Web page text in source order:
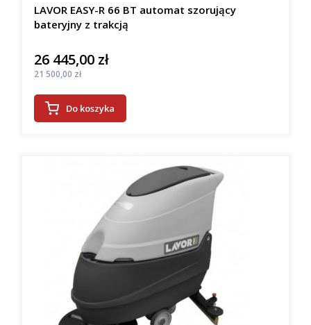
LAVOR EASY-R 66 BT automat szorujący
bateryjny z trakcją
Cena
26 445,00 zł
Cena
21 500,00 zł
Do koszyka